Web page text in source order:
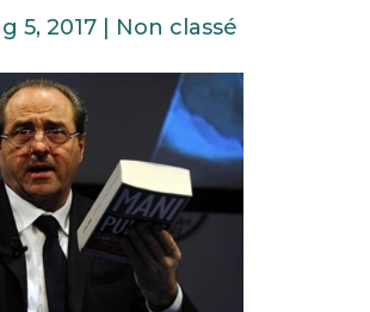
5, 2017 Non classé